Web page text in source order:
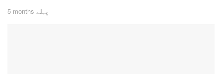
5 months پہلے